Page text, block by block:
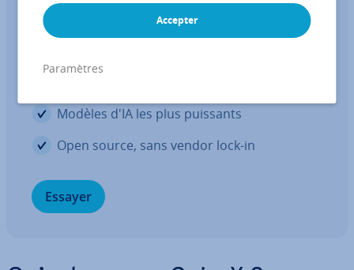
Votre pla­te­forme d'IA mul­ti­mo­dale
sécurisée
Conforme au RGPD et hébergée en toute
Modèles d'IA les plus puissants
Open source, sans vendor lock-in
Essayer
Accepter
Paramètres